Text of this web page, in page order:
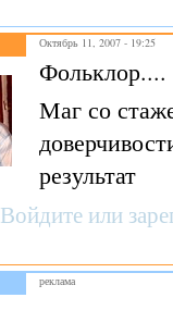
Октябрь 11, 2007 - 19:25
Фольклор....
Маг со
результат
Войдите или
реклама